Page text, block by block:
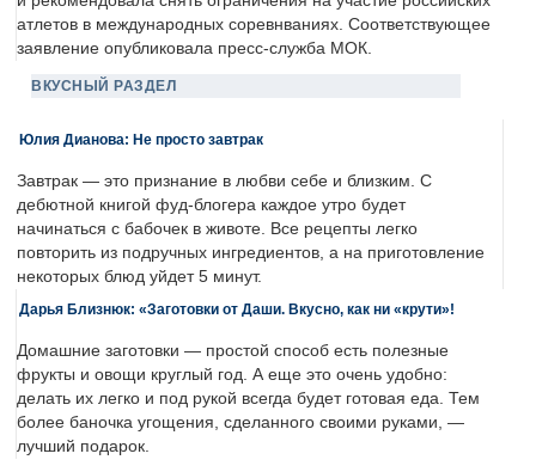
атлетов в международных соревнваниях. Соответствующее
заявление опубликовала пресс-служба МОК.
ВКУСНЫЙ РАЗДЕЛ
Юлия Дианова: Не просто завтрак
Завтрак — это признание в любви себе и близким. С
дебютной книгой фуд-блогера каждое утро будет
начинаться с бабочек в животе. Все рецепты легко
повторить из подручных ингредиентов, а на приготовление
некоторых блюд уйдет 5 минут.
Дарья Близнюк: «Заготовки от Даши. Вкусно, как ни «крути»!
Домашние заготовки — простой способ есть полезные
фрукты и овощи круглый год. А еще это очень удобно:
делать их легко и под рукой всегда будет готовая еда. Тем
более баночка угощения, сделанного своими руками, —
лучший подарок.